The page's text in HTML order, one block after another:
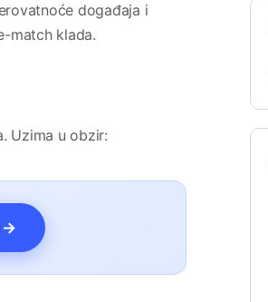
događaja i
match klada.
Uzima u obzir:
→